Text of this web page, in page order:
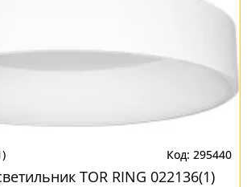
295440
TOR RING 022136(1)